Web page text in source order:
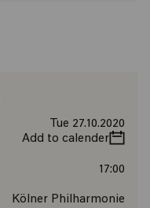
Tue 27.10.2020
Add to calender
17:00
Kölner Philharmonie